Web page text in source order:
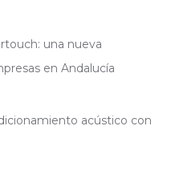
una nueva
en Andalucía
acústico con